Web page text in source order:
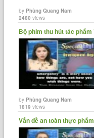
byPhùng Quang Nam
2480 views
Bộ phim thu hút tác
byPhùng Quang Nam
1819 views
Vấn đề an toàn thực